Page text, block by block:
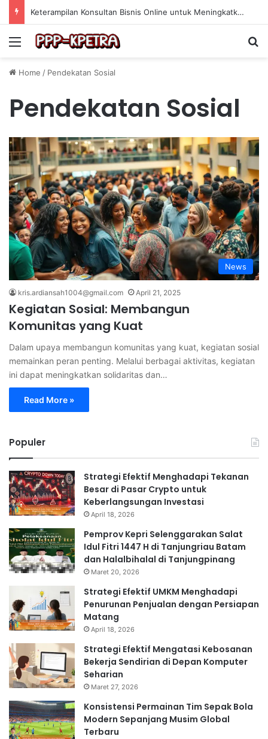
Keterampilan Konsultan Bisnis Online untuk Meningkatkan Pendapatan Berdasarkan Pengalaman Praktis
Menu
Home / Pendekatan Sosial
Pendekatan Sosial
News
kris.ardiansah1004@gmail.com April 21, 2025
Kegiatan Sosial: Membangun
Komunitas yang Kuat
Dalam upaya membangun komunitas yang kuat, kegiatan sosial
memainkan peran penting. Melalui berbagai aktivitas, kegiatan
ini dapat meningkatkan solidaritas dan…
Read More »
Populer
Strategi Efektif Menghadapi Tekanan
Besar di Pasar Crypto untuk
Keberlangsungan Investasi
April 18, 2026
Pemprov Kepri Selenggarakan Salat
Idul Fitri 1447 H di Tanjungriau Batam
dan Halalbihalal di Tanjungpinang
Maret 20, 2026
Strategi Efektif UMKM Menghadapi
Penurunan Penjualan dengan Persiapan
Matang
April 18, 2026
Strategi Efektif Mengatasi Kebosanan
Bekerja Sendirian di Depan Komputer
Seharian
Maret 27, 2026
Konsistensi Permainan Tim Sepak Bola
Modern Sepanjang Musim Global
Terbaru